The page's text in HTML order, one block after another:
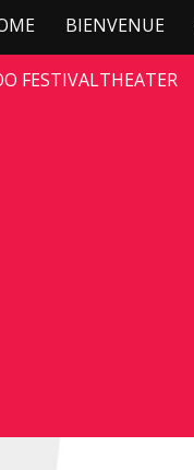
BIENVENUE
FESTIVALTHEATER